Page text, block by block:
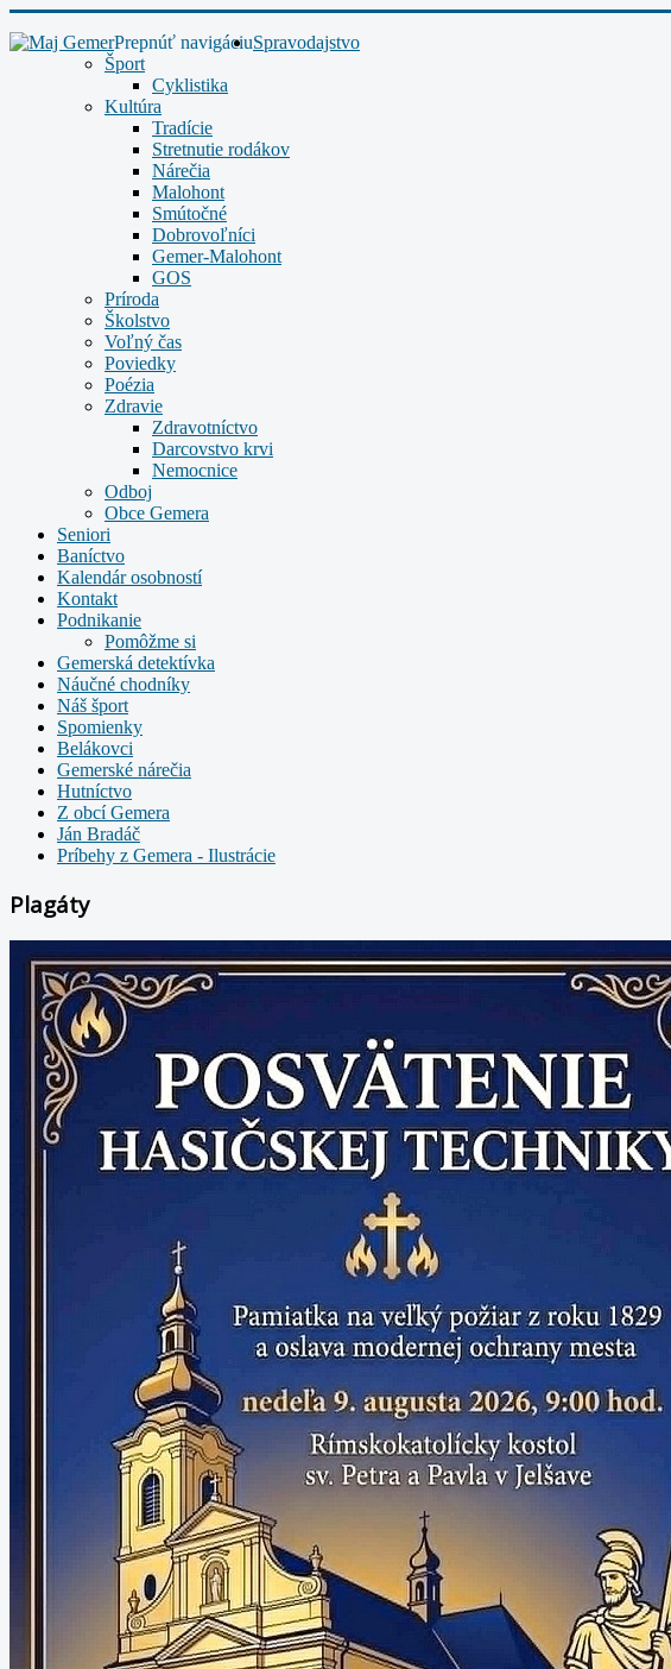
Prepnúť navigáciuSpravodajstvo
Šport
Cyklistika
Kultúra
Tradície
Stretnutie rodákov
Nárečia
Malohont
Smútočné
Dobrovoľníci
Gemer-Malohont
GOS
Príroda
Školstvo
Voľný čas
Poviedky
Poézia
Zdravie
Zdravotníctvo
Darcovstvo krvi
Nemocnice
Odboj
Obce Gemera
Seniori
Baníctvo
Kalendár osobností
Kontakt
Podnikanie
Pomôžme si
Gemerská detektívka
Náučné chodníky
Náš šport
Spomienky
Belákovci
Gemerské nárečia
Hutníctvo
Z obcí Gemera
Ján Bradáč
Príbehy z Gemera - Ilustrácie
Plagáty